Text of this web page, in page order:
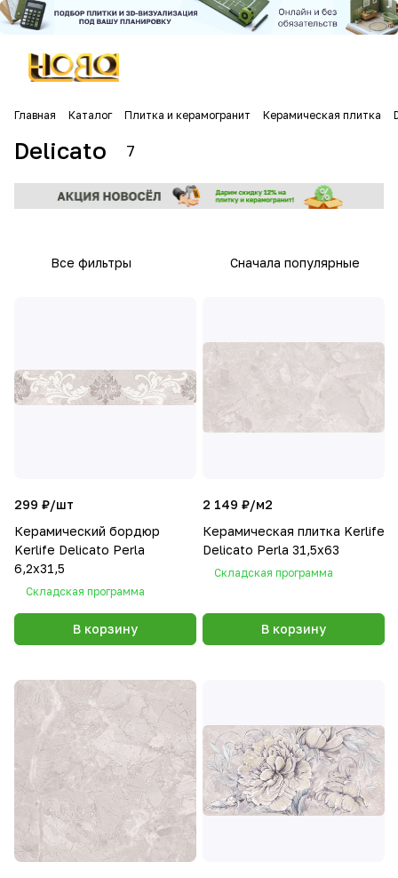
Главная Каталог Плитка и керамогранит Керамическая плитка
Delicato 7
Все фильтры Сначала популярные
299 ₽/шт
Керамический бордюр
Kerlife Delicato Perla
6,2х31,5
Складская программа
В корзину
2 149 ₽/м2
Керамическая плитка Kerlife
Delicato Perla 31,5х63
Складская программа
В корзину